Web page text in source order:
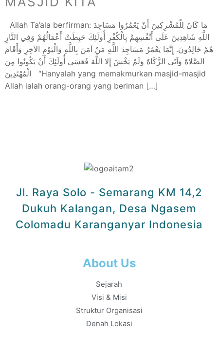
Allah Ta’ala berfirman: مَا كَانَ لِلْمُشْرِكِينَ أَنْ يَعْمُرُوا مَسَاجِدَ
اللَّهِ شَاهِدِينَ عَلَى أَنْفُسِهِمْ بِالْكُفْرِ أُولَئِكَ حَبِطَتْ أَعْمَالُهُمْ وَفِي النَّارِ
هُمْ خَالِدُونَ. إِنَّمَا يَعْمُرُ مَسَاجِدَ اللَّهِ مَنْ آمَنَ بِاللَّهِ وَالْيَوْمِ الآخِرِ وَأَقَامَ
الصَّلاةَ وَآتَى الزَّكَاةَ وَلَمْ يَخْشَ إِلا اللَّهَ فَعَسَى أُولَئِكَ أَنْ يَكُونُوا مِنَ
الْمُهْتَدِينَ “Hanyalah yang memakmurkan masjid-masjid
Allah ialah orang-orang yang beriman […]
Jl. Raya Solo - Semarang KM 14,2
Dukuh Kalangan, Desa Ngasem
Colomadu Karanganyar Indonesia
About Us
Sejarah
Visi & Misi
Struktur Organisasi
Denah Lokasi